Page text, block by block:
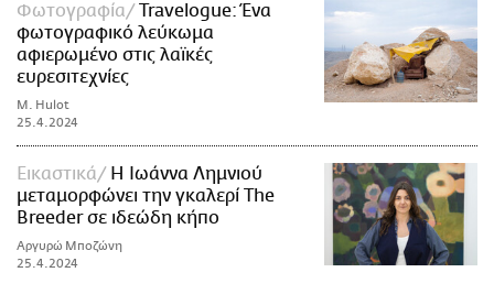
Φωτογραφία
Travelogue: Ένα
φωτογραφικό λεύκωμα
αφιερωμένο στις λαϊκές
ευρεσιτεχνίες
M. Hulot
25.4.2024
Εικαστικά
Η Ιωάννα Λημνιού
μεταμορφώνει την γκαλερί The
Breeder σε ιδεώδη κήπο
Αργυρώ Μποζώνη
25.4.2024